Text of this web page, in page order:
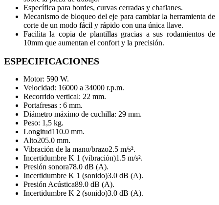
Específica para bordes, curvas cerradas y chaflanes.
Mecanismo de bloqueo del eje para cambiar la herramienta de
corte de un modo fácil y rápido con una única llave.
Facilita la copia de plantillas gracias a sus rodamientos de
10mm que aumentan el confort y la precisión.
ESPECIFICACIONES
Motor: 590 W.
Velocidad: 16000 a 34000 r.p.m.
Recorrido vertical: 22 mm.
Portafresas : 6 mm.
Diámetro máximo de cuchilla: 29 mm.
Peso: 1,5 kg.
Longitud110.0 mm.
Alto205.0 mm.
Vibración de la mano/brazo2.5 m/s².
Incertidumbre K 1 (vibración)1.5 m/s².
Presión sonora78.0 dB (A).
Incertidumbre K 1 (sonido)3.0 dB (A).
Presión Acústica89.0 dB (A).
Incertidumbre K 2 (sonido)3.0 dB (A).